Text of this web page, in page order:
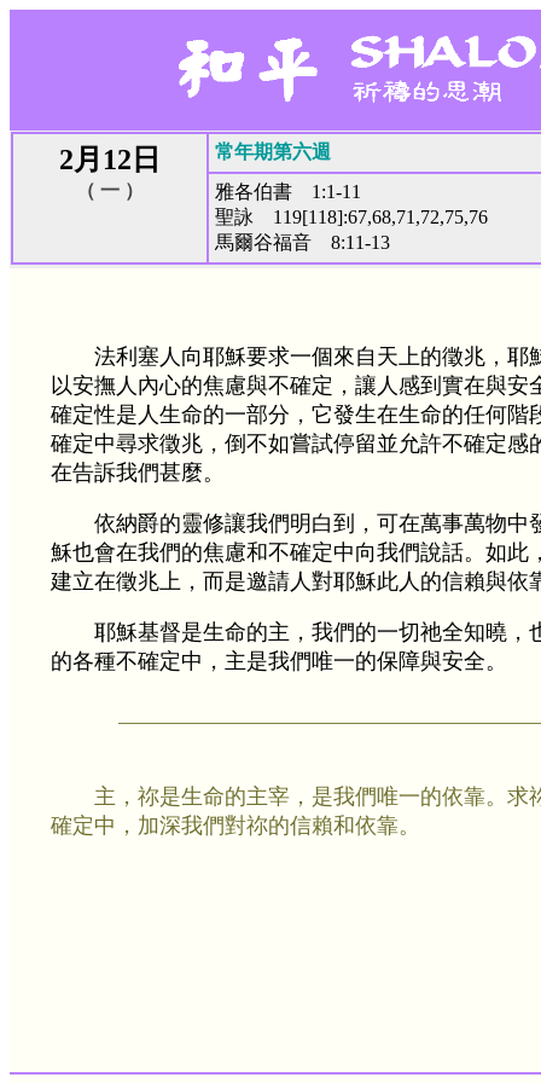
2月12日
（ 一 ）
常年期第六週
雅各伯書 1:1-11
聖詠 119[118]:67,68,71,72,75,76
馬爾谷福音 8:11-13
法利塞人向耶穌要求一個來自天上的徵兆，耶
以安撫人內心的焦慮與不確定，讓人感到實在與安
確定性是人生命的一部分，它發生在生命的任何階
確定中尋求徵兆，倒不如嘗試停留並允許不確定感
在告訴我們甚麼。
依納爵的靈修讓我們明白到，可在萬事萬物中
穌也會在我們的焦慮和不確定中向我們說話。如此
建立在徵兆上，而是邀請人對耶穌此人的信賴與依
耶穌基督是生命的主，我們的一切祂全知曉，
的各種不確定中，主是我們唯一的保障與安全。
主，祢是生命的主宰，是我們唯一的依靠。求
確定中，加深我們對祢的信賴和依靠。